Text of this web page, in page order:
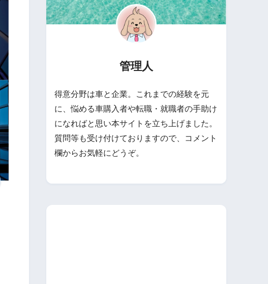
管理人
得意分野は車と企業。これまでの経験を元
に、悩める車購入者や転職・就職者の手助け
になればと思い本サイトを立ち上げました。
質問等も受け付けておりますので、コメント
欄からお気軽にどうぞ。